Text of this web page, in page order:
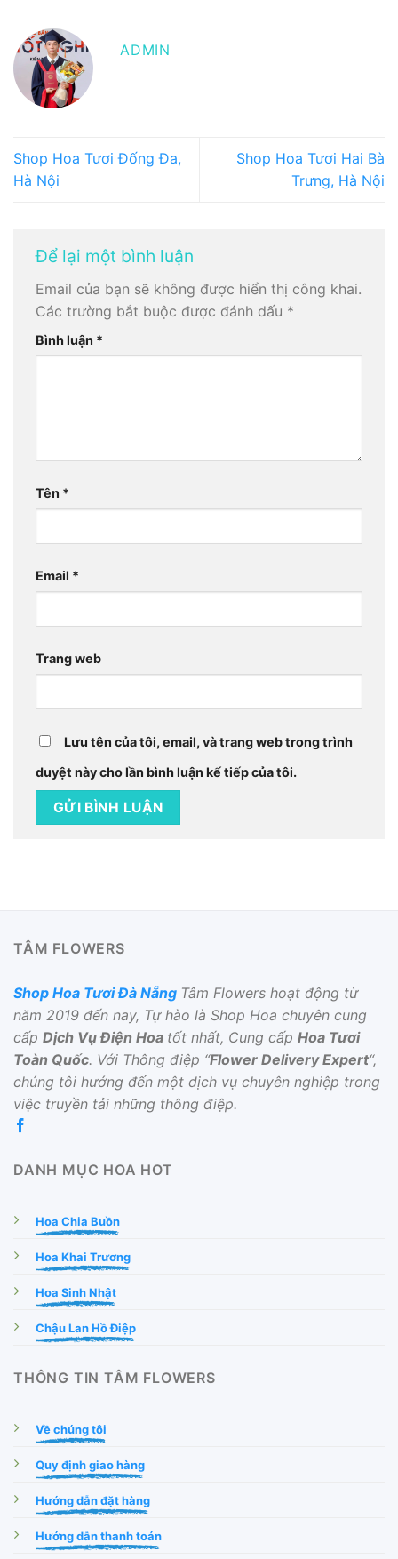
ADMIN
Shop Hoa Tươi Đống Đa,
Hà Nội
Shop Hoa Tươi Hai Bà
Trưng, Hà Nội
Để lại một bình luận
Email của bạn sẽ không được hiển thị công khai.
Các trường bắt buộc được đánh dấu *
Bình luận *
Tên *
Email *
Trang web
Lưu tên của tôi, email, và trang web trong trình
duyệt này cho lần bình luận kế tiếp của tôi.
TÂM FLOWERS
Shop Hoa Tươi Đà Nẵng Tâm Flowers hoạt động từ
năm 2019 đến nay, Tự hào là Shop Hoa chuyên cung
cấp Dịch Vụ Điện Hoa tốt nhất, Cung cấp Hoa Tươi
Toàn Quốc. Với Thông điệp “Flower Delivery Expert“,
chúng tôi hướng đến một dịch vụ chuyên nghiệp trong
việc truyền tải những thông điệp.
DANH MỤC HOA HOT
Hoa Chia Buồn
Hoa Khai Trương
Hoa Sinh Nhật
Chậu Lan Hồ Điệp
THÔNG TIN TÂM FLOWERS
Về chúng tôi
Quy định giao hàng
Hướng dẫn đặt hàng
Hướng dẫn thanh toán